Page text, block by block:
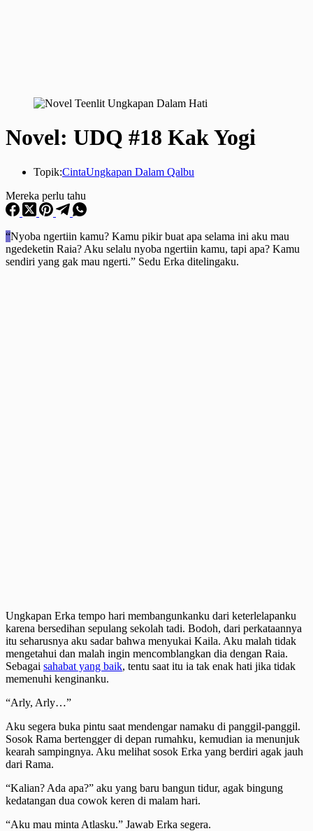
Novel: UDQ #18 Kak Yogi
Topik:CintaUngkapan Dalam Qalbu
Mereka perlu tahu
“Nyoba ngertiin kamu? Kamu pikir buat apa selama ini aku mau
ngedeketin Raia? Aku selalu nyoba ngertiin kamu, tapi apa? Kamu
sendiri yang gak mau ngerti.” Sedu Erka ditelingaku.
Ungkapan Erka tempo hari membangunkanku dari keterlelapanku
karena bersedihan sepulang sekolah tadi. Bodoh, dari perkataannya
itu seharusnya aku sadar bahwa menyukai Kaila. Aku malah tidak
mengetahui dan malah ingin mencomblangkan dia dengan Raia.
Sebagai sahabat yang baik, tentu saat itu ia tak enak hati jika tidak
memenuhi kenginanku.
“Arly, Arly…”
Aku segera buka pintu saat mendengar namaku di panggil-panggil.
Sosok Rama bertengger di depan rumahku, kemudian ia menunjuk
kearah sampingnya. Aku melihat sosok Erka yang berdiri agak jauh
dari Rama.
“Kalian? Ada apa?” aku yang baru bangun tidur, agak bingung
kedatangan dua cowok keren di malam hari.
“Aku mau minta Atlasku.” Jawab Erka segera.